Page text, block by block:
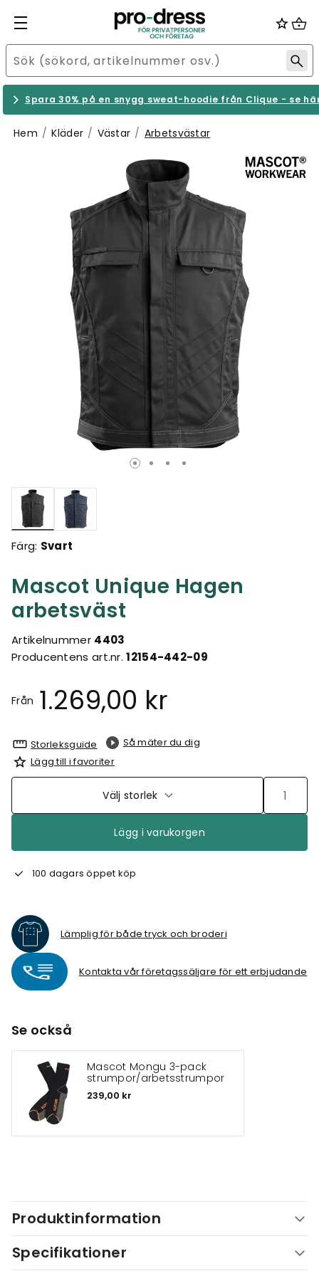
Spara 30% på en snygg sweat-hoodie från Clique - se
Hem Kläder Västar Arbetsvästar
Mascot Unique Hagen
arbetsväst
Artikelnummer 4403
Producentens art.nr.12154-442-09
Från 1.269,00 kr
Valda
Färg: Svart
Storleksguide
Så mäter du dig
Lägg till i favoriter
Välj storlek
Lägg i varukorgen
100 dagars öppet köp
Lämplig för både tryck och broderi
Kontakta vår företagssäljare för ett erbjudande
Se också
Mascot Mongu 3-pack
strumpor/arbetsstrumpor
239,00 kr
Produktinformation
Specifikationer